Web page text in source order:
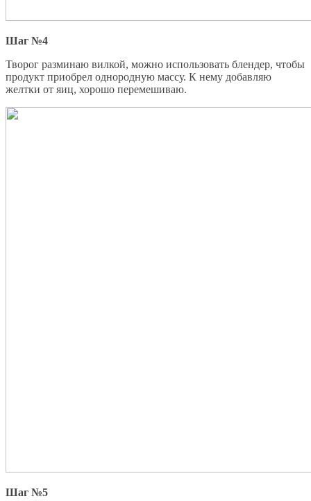
Шаг №4
Творог разминаю вилкой, можно использовать блендер, чтобы
продукт приобрел однородную массу. К нему добавляю
желтки от яиц, хорошо перемешиваю.
Шаг №5